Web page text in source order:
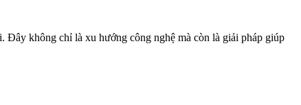
Đây không chỉ là xu hướng công nghệ mà còn là giải pháp giúp